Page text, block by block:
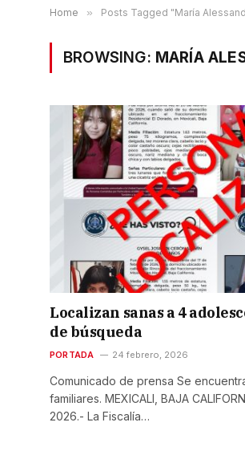
Home » Posts Tagged "María
BROWSING: MARÍA
Localizan sanas a 4
de búsqueda
PORTADA 24 febrero, 2026
Comunicado de prensa Se
familiares. MEXICALI, BAJA
2026.- La Fiscalía…